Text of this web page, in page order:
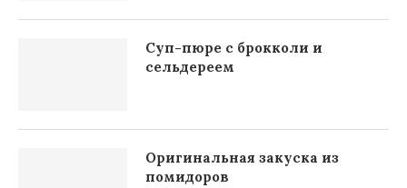
Суп-пюре с брокколи и
сельдереем
Оригинальная закуска из
помидоров